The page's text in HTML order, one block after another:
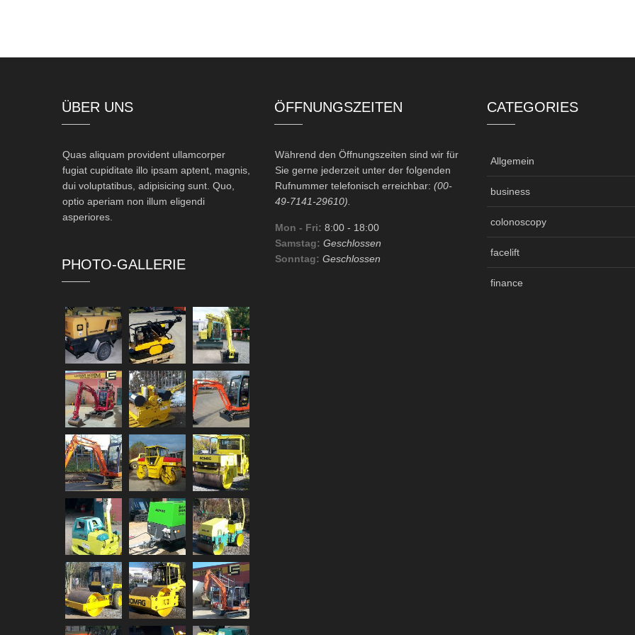
ÜBER UNS
Quas aliquam provident ullamcorper
fugiat cupiditate illo ipsam aptent, magnis,
dui voluptatibus, adipisicing sunt. Quo,
optio aperiam non illum eligendi
asperiores.
PHOTO-GALLERIE
ÖFFNUNGSZEITEN
Während den Öffnungszeiten sind wir für
Sie gerne jederzeit unter der folgenden
Rufnummer telefonisch erreichbar: (00-
49-7141-29610).
Mon - Fri: 8:00 - 18:00
Samstag: Geschlossen
Sonntag: Geschlossen
CATEGORIES
Allgemein
business
colonoscopy
facelift
finance